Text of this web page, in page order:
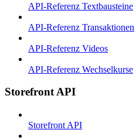
API-Referenz Textbausteine
API-Referenz Transaktionen
API-Referenz Videos
API-Referenz Wechselkurse
Storefront API
Storefront API